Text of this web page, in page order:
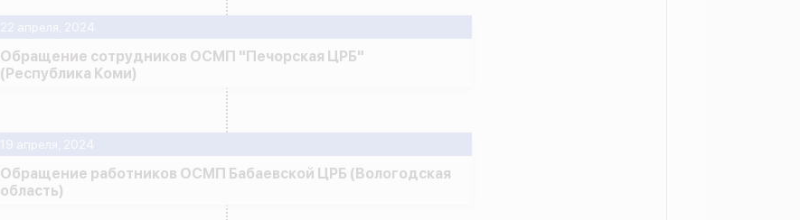
19 апреля, 2024
Обращение работников ОСМП Бабаевской ЦРБ (Вологодская
область)
22 апреля, 2024
Обращение сотрудников ОСМП "Печорская ЦРБ"
(Республика Коми)